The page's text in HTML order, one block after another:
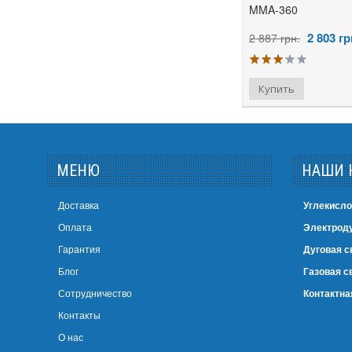
Атом
Белорусмаш
Витязь
Герой
Гладиатор
Днепровелдинг
Зубр
MMA-360
2 887 грн. 2 803
добавить к сравнению
добавить в избранное
МЕНЮ
Доставка
Оплата
Гарантия
Блог
Сотрудничество
Контакты
О нас
НАШИ
Дуговая
Газовая